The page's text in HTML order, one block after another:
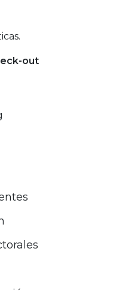
out